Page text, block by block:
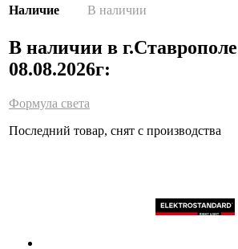
Наличие
В наличии
В наличии в
08.08.2026г:
Формула света
Последний товар, снят с производства